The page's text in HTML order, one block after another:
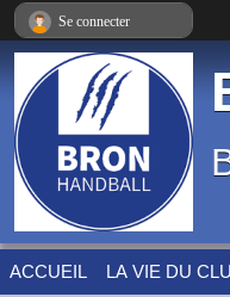
ACCUEIL LA VIE DU
Se connecter
Panneau de gestion des